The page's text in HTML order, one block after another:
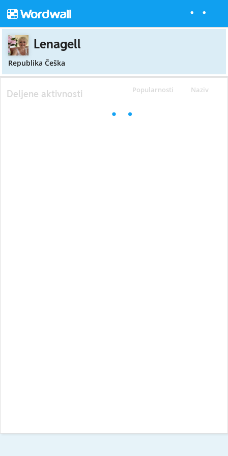
Lenagell
Republika Češka
Popularnosti Naziv
Deljene aktivnosti